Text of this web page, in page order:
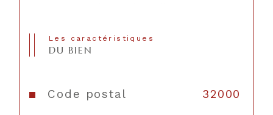
absolument gigantesque !!!! Cette maison est
prête à vous acceuillir, venez poser vos valises.
Les caractéristiques
DU BIEN
Code postal 32000